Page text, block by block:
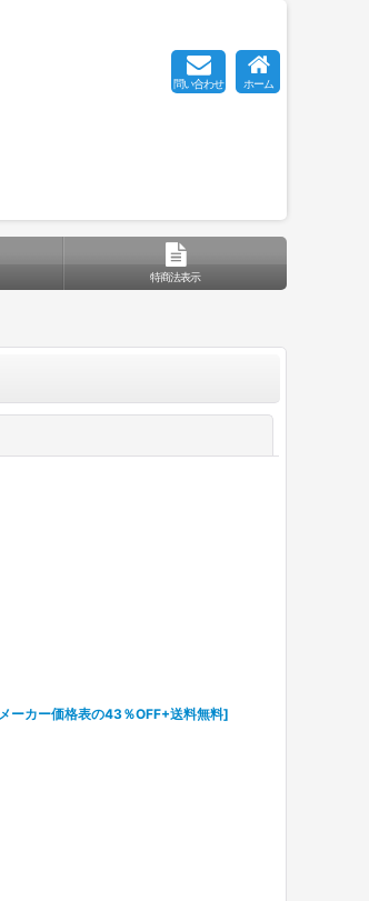
問い合わせ ホーム
特商法表示
メーカー価格表の43％OFF+送料無料]